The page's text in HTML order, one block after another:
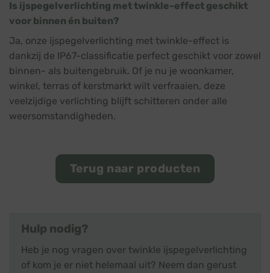
Is ijspegelverlichting met twinkle-effect geschikt
voor binnen én buiten?
Ja, onze ijspegelverlichting met twinkle-effect is
dankzij de IP67-classificatie perfect geschikt voor zowel
binnen- als buitengebruik. Of je nu je woonkamer,
winkel, terras of kerstmarkt wilt verfraaien, deze
veelzijdige verlichting blijft schitteren onder alle
weersomstandigheden.
Terug naar producten
Hulp nodig?
Heb je nog vragen over twinkle ijspegelverlichting
of kom je er niet helemaal uit? Neem dan gerust